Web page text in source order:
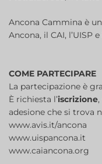
Ancona Cammina è
Ancona, il CAI, l’UISP
COME PARTECIPARE
La partecipazione è
È richiesta l’iscrizione
adesione che si trova
www.avis.it/ancona
www.uispancona.it
www.caiancona.org